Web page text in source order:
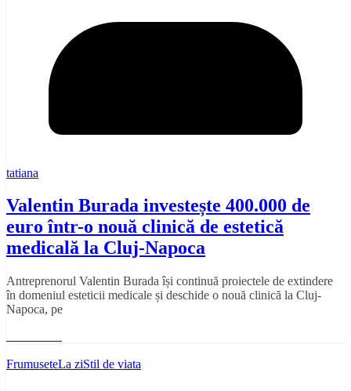
tatiana
Valentin Burada investește 400.000 de
euro într-o nouă clinică de estetică
medicală la Cluj-Napoca
Antreprenorul Valentin Burada își continuă proiectele de extindere
în domeniul esteticii medicale și deschide o nouă clinică la Cluj-
Napoca, pe
FrumuseteLa ziStil de viata